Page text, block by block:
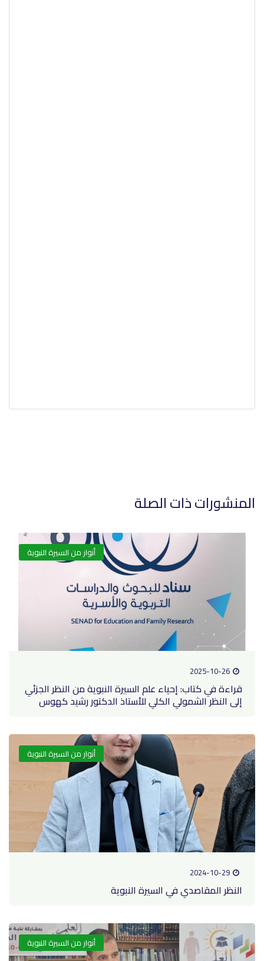
المنشورات ذات الصلة
أنوار من السيرة النبوية
2025-10-26
قراءة في كتاب: إحياء علم السيرة النبوية من النظر الجزئي
إلى النظر الشمولي الكلي للأستاذ الدكتور رشيد كهوس
أنوار من السيرة النبوية
2024-10-29
النظر المقاصدي في السيرة النبوية
أنوار من السيرة النبوية